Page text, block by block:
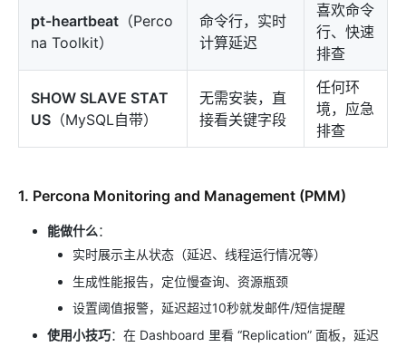
pt-heartbeat ​（Perco
na Toolkit）
命令行，实时
计算延迟
喜欢命令
行、快速
排查
SHOW ​SLAVE ​ STAT
US ​（MySQL自带）
无需安装，直
接看关键字段
任何环
境，应急
排查
1. Percona Monitoring and Management (PMM)
能做什么​：
实时展示主从状态（延迟、线程运行情况等）
生成性能报告，定位慢查询、资源瓶颈
设置阈值报警，延迟超过10秒就发邮件/短信提醒
使用小技巧​：在 Dashboard 里看 “Replication” 面板，延迟